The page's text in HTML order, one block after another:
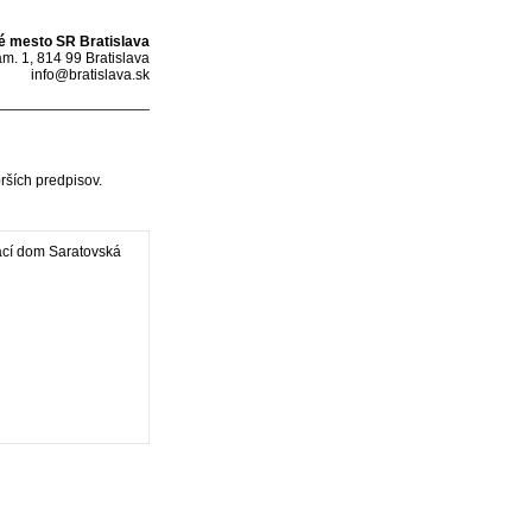
mesto SR Bratislava
1, 814 99 Bratislava
info@bratislava.sk
predpisov.
dom Saratovská